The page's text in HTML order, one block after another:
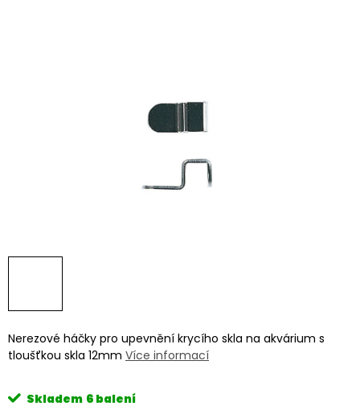
Nerezové háčky pro upevnění krycího skla na akvárium s
tloušťkou skla 12mm Více informací
Skladem 6 balení